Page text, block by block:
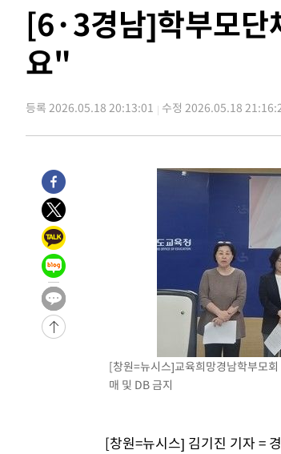
-26085초 전 >서울 낮 39도 '폭염중대경보'…40도 관
-23447초 전 >
-15620초 전 >
취임 3년 인터뷰
24분 전 >[속보] "이란-오만, 호르무즈 해협 통행 항로
[6·3경남]학부모단
요"
등록 2026.05.18 20:13:01 수정 2026.05.18
[창원=뉴시스]교육희망경남학부모
매 및 DB 금지
[창원=뉴시스] 김기진 기자 =